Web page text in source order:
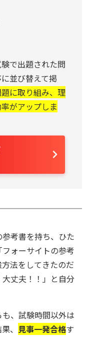
で出題された問
並び替えて掲
に取り組み、理
がアップしま
考書を持ち、ひた
ォーサイトの参考
法をしてきたのだ
丈夫！！」と自分
、試験時間以外は
、 見事一発合格す